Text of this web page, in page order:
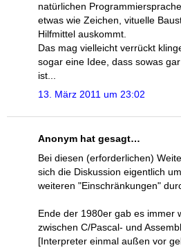
natürlichen
etwas wie Zeichen, vituelle
Hilfmittel auskommt.
Das mag vielleicht verrückt
sogar eine Idee, dass sowas
ist...
13. März 2011 um 23:02
Anonym hat gesagt…
Bei diesen (erforderlichen)
sich die Diskussion eigentlich
weiteren "Einschränkungen"
Ende der 1980er gab es immer
zwischen C/Pascal- und
[Interpreter einmal außen vor